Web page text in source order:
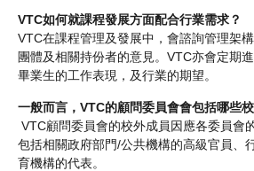
VTC如何就課程發展方面配合行業需求？
VTC在課程管理及發展中，會諮詢管理架
團體及相關持份者的意見。VTC亦會定期
畢業生的工作表現，及行業的期望。
一般而言，VTC的顧問委員會會包括哪些
VTC顧問委員會的校外成員因應各委員會
包括相關政府部門/公共機構的高級官員、
育機構的代表。